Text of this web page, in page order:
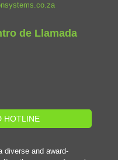
de Llamada
HOTLINE
diverse and award-